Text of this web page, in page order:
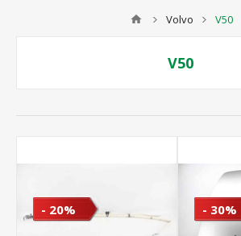
Volvo V50
V50
- 20% - 30%